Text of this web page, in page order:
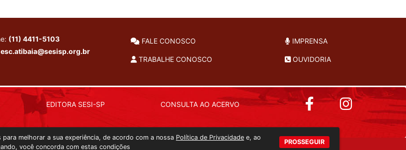
(11) 4411-5103
esc.atibaia@sesisp.org.br
FALE CONOSCO
TRABALHE CONOSCO
IMPRENSA
OUVIDORIA
EDITORA SESI-SP CONSULTA AO ACERVO
2026 © Todos os direitos reservados. -
melhorar a sua experiência, de acordo com a nossa Política de Privacidade e, ao
você concorda com estas condições
PROSSEGUIR